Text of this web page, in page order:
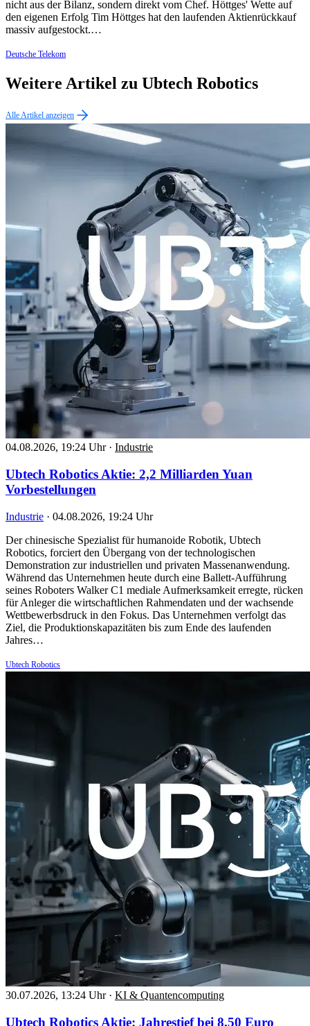
nicht aus der Bilanz, sondern direkt vom Chef. Höttges' Wette auf
den eigenen Erfolg Tim Höttges hat den laufenden Aktienrückkauf
massiv aufgestockt.…
Deutsche Telekom
Weitere Artikel zu Ubtech Robotics
Alle Artikel anzeigen
04.08.2026, 19:24 Uhr · Industrie
Ubtech Robotics Aktie: 2,2 Milliarden Yuan
Vorbestellungen
Industrie · 04.08.2026, 19:24 Uhr
Der chinesische Spezialist für humanoide Robotik, Ubtech
Robotics, forciert den Übergang von der technologischen
Demonstration zur industriellen und privaten Massenanwendung.
Während das Unternehmen heute durch eine Ballett-Aufführung
seines Roboters Walker C1 mediale Aufmerksamkeit erregte, rücken
für Anleger die wirtschaftlichen Rahmendaten und der wachsende
Wettbewerbsdruck in den Fokus. Das Unternehmen verfolgt das
Ziel, die Produktionskapazitäten bis zum Ende des laufenden
Jahres…
Ubtech Robotics
30.07.2026, 13:24 Uhr · KI & Quantencomputing
Ubtech Robotics Aktie: Jahrestief bei 8,50 Euro